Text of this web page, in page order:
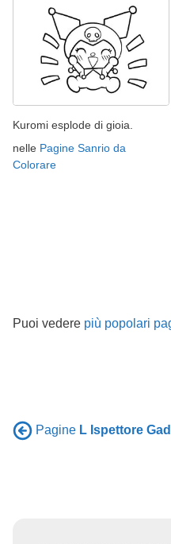
Kuromi esplode di gioia.
nelle Pagine Sanrio da
Colorare
Puoi vedere più popolari
Pagine L Ispettore